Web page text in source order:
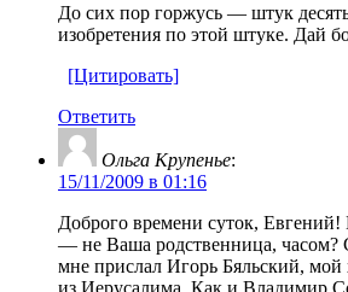
До сих пор горжусь — штук
изобретения по этой штуке. Дай
[Цитировать]
Ответить
Ольга Крупенье:
15/11/2009 в 01:16
Доброго времени суток, Евгений!
— не Ваша родственница, часом?
мне прислал Игорь Бяльский,
из Иерусалима. Как и Владимир